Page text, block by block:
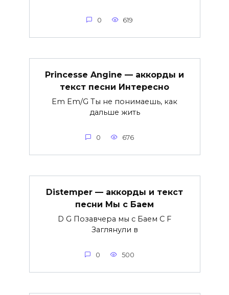
0 619
Princesse Angine — аккорды и
текст песни Интересно
Em Em/G Ты не понимаешь, как
дальше жить
0 676
Distemper — аккорды и текст
песни Мы с Баем
D G Позавчера мы с Баем C F
Заглянули в
0 500